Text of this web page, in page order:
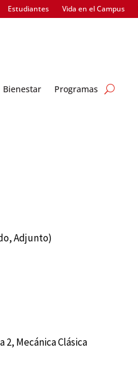
Estudiantes Vida en el Campus
Bienestar Programas
Adjunto)
2, Mecánica Clásica